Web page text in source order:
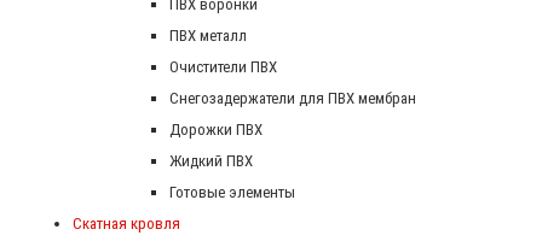
ПВХ воронки
ПВХ металл
Очистители ПВХ
Снегозадержатели для ПВХ мембран
Дорожки ПВХ
Жидкий ПВХ
Готовые элементы
Скатная кровля